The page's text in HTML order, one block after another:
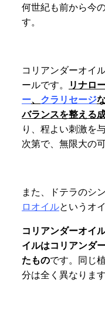
何世紀も前から今
す。
コリアンダーオイ
ールです。
リナロ
ー、 クラリセージ
バランスを整える
り、程よい刺激を
次第で、無限大の
また、ドテラのシ
ロオイルというオ
コリアンダーオイ
イルはコリアンダ
たものです。同じ
分は全く異なります